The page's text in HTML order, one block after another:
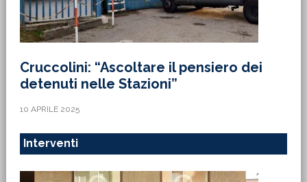
Cruccolini: “Ascoltare il pensiero dei
detenuti nelle Stazioni”
10 APRILE 2025
Interventi